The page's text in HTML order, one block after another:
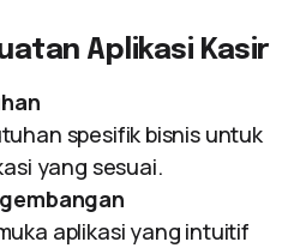
Aplikasi Kasir
spesifik bisnis untuk
yang sesuai.
aplikasi yang intuitif